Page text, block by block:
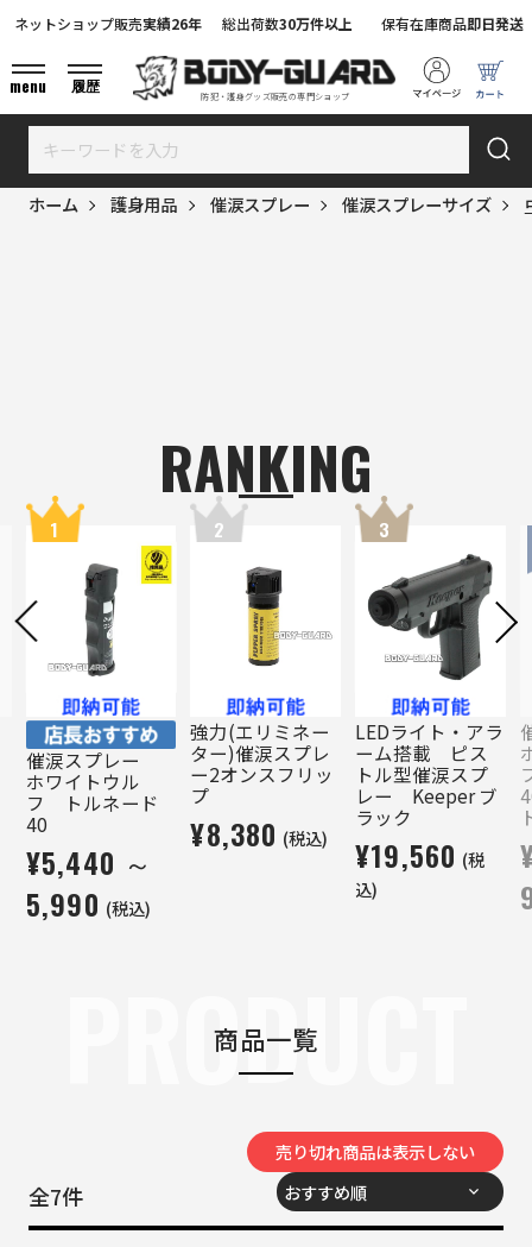
防犯・護身グッズ販売の専門ショップ
ネットショップ販売実績26年 総出荷数30万件以上 保有在庫商品即日発送
menu 履歴
ホーム 護身用品 催涙スプレー 催涙スプレーサイズ
RANKING
1
催涙スプレー
ホワイトウル
フ トルネード
40
¥5,440 ～
5,990 (税込)
2
強力(エリミネー
ター)催涙スプレ
ー2オンスフリッ
プ
¥8,380 (税込)
3
LEDライト・アラ
ーム搭載 ピス
トル型催涙スプ
レー Keeper ブ
ラック
¥19,560 (税
込)
商品一覧
PRODUCT
全7件
売り切れ商品は表示しない